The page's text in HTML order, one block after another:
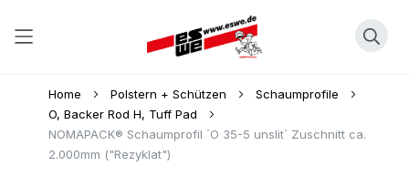
Inhalt
Home Polstern + Schützen
Schaumprofile
O, Backer Rod H, Tuff Pad
NOMAPACK® Schaumprofil ´O 35-5 unslit´ Zuschnitt ca.
2.000mm ("Rezyklat")